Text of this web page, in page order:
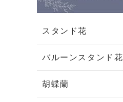
スタンド花
バルーンスタンド花
胡蝶蘭